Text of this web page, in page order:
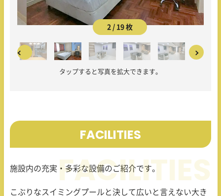
2 / 19 枚
タップすると写真を拡大できます。
FACILITIES
施設内の充実・多彩な設備のご紹介です。
こぶりなスイミングプールと決して広いと言えない大き